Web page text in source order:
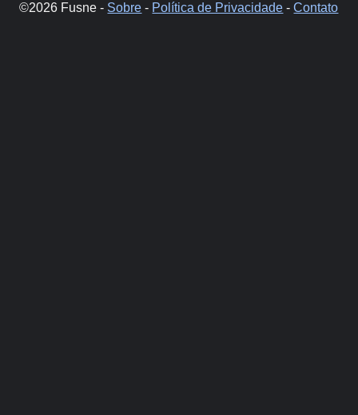
©2026 Fusne - Sobre - Política de Privacidade -Contato